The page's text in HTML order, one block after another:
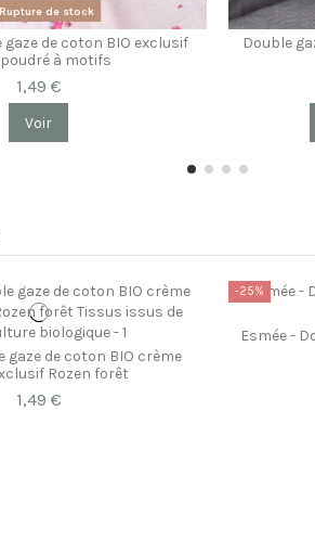
Rupture de stock
gaze de coton BIO exclusif
à motifs
1,49 €
Voir
Double
gaze de coton BIO crème
Rozen forêt
1,49 €
-25%
Esmée -